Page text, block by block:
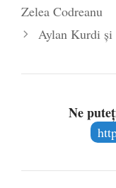
Zelea Codreanu
Aylan Kurdi şi
Ne